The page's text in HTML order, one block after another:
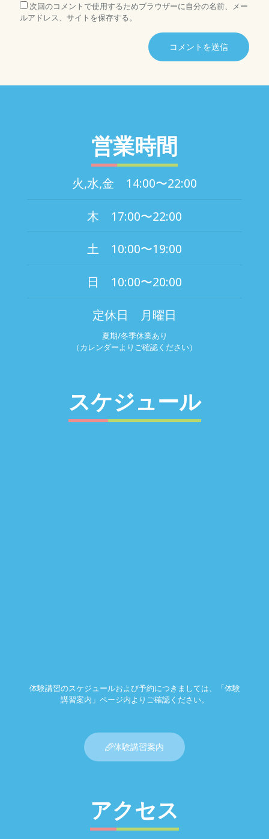
次回のコメントで使用するためブラウザーに自分の名前、メー
ルアドレス、サイトを保存する。
営業時間
火,水,金 14:00〜22:00
木 17:00〜22:00
土 10:00〜19:00
日 10:00〜20:00
定休日 月曜日
夏期/冬季休業あり
（カレンダーよりご確認ください）
スケジュール
体験講習のスケジュールおよび予約につきましては、「体験
講習案内」ページ内よりご確認ください。
体験講習案内
アクセス